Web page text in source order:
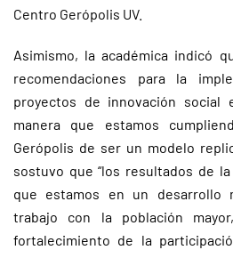
Centro Gerópolis UV.
Asimismo, la académica indicó
recomendaciones para la
proyectos de innovación social
manera que estamos
Gerópolis de ser un modelo
sostuvo que “los resultados de
que estamos en un desarrollo
trabajo con la población
fortalecimiento de la